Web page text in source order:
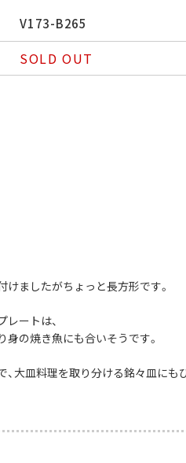
V173-B265
SOLD OUT
けましたがちょっと長方形です。
ートは、
身の焼き魚にも合いそうです。
、大皿料理を取り分ける銘々皿にも